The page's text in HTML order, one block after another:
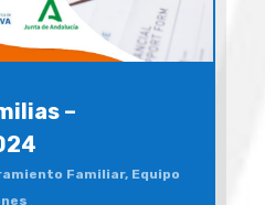
–
Familiar, Equipo